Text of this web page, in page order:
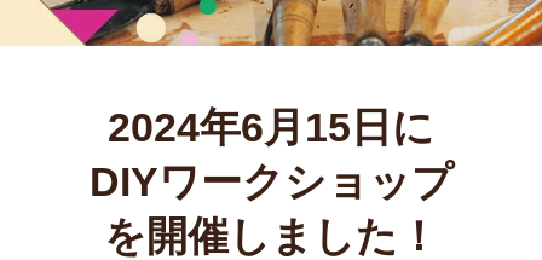
2024年6月15日に
DIYワークショップ
を開催しました！